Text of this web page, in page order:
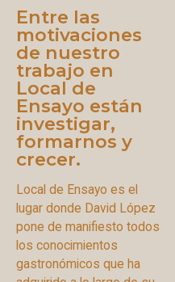
Entre las
motivaciones
de nuestro
trabajo en
Local de
Ensayo están
investigar,
formarnos y
crecer.
Local de Ensayo es el
lugar donde David López
pone de manifiesto todos
los conocimientos
gastronómicos que ha